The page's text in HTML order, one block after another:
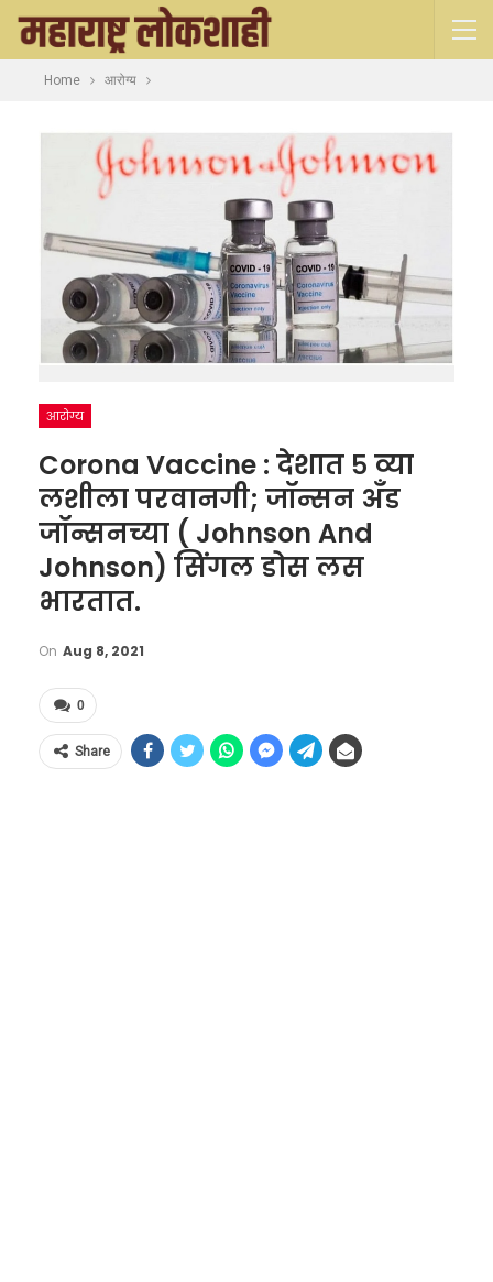
Home आरोग्य
आरोग्य
Corona Vaccine : देशात ५ व्या
लशीला परवानगी; जॉन्सन अँड
जॉन्सनच्या ( Johnson And
Johnson) सिंगल डोस लस
भारतात.
On Aug 8, 2021
0
Share